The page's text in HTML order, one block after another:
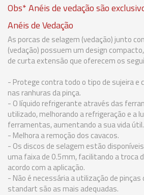
02662 - ANEL DE VEDAÇÃO PARA
8,00-7,50MM
02663 - ANEL DE VEDAÇÃO PARA
8,50-8,00MM
02664 - ANEL DE VEDAÇÃO PARA PINÇA
9,00-8,50MM
02665 - ANEL DE VEDAÇÃO PARA PINÇA
9,50-9,00MM
02666 - ANEL DE VEDAÇÃO PARA PINÇA
10,00-9,50MM
Obs* Anéis de vedação são
Anéis de Vedação
As porcas de selagem (vedação) junto
(vedação) possuem um design
de curta extensão que oferecem os
- Protege contra todo o tipo de sujeira e
nas ranhuras da pinça.
- O líquido refrigerante através das
utilizado, melhorando a refrigeração e a
ferramentas, aumentando a sua vida útil.
- Melhora a remoção dos cavacos.
- Os discos de selagem estão
uma faixa de 0.5mm, facilitando a troca
acordo com a aplicação.
- Não é necessária a utilização de pinças
standart são as mais adequadas.